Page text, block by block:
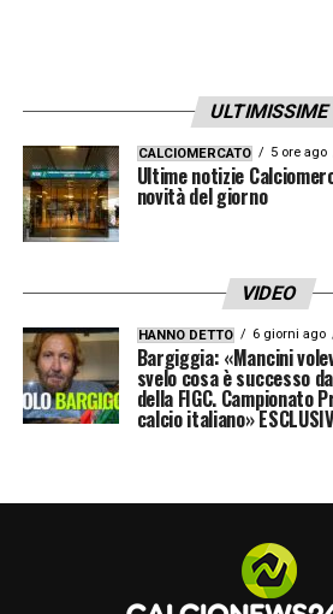
ULTIMISSIME
CALCIOMERCATO 5 ore ago
Ultime notizie
novità del giorno
VIDEO
HANNO DETTO 6 giorni ago
Bargiggia: «Mancini
svelo cosa è successo
della FIGC. Campionato
calcio italiano»